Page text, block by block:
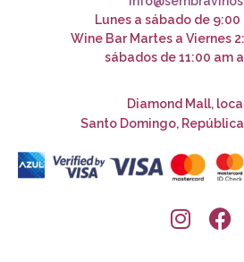
Lunes a sábado de
Wine Bar Martes a Viernes
sábados de 11:00 am
Diamond Mall,
Santo Domingo,